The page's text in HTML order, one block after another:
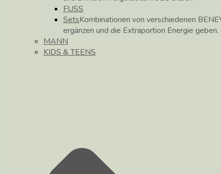
FUSS
SetsKombinationen von verschiedenen
ergänzen und die Extraportion Energie geben.
MANN
KIDS & TEENS